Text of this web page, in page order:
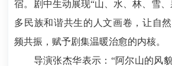
宿。剧中生动展现“山、水、林、雪
多民族和谐共生的人文画卷，让自
频共振，赋予剧集温暖治愈的内核。
导演张杰华表示：“阿尔山的风貌